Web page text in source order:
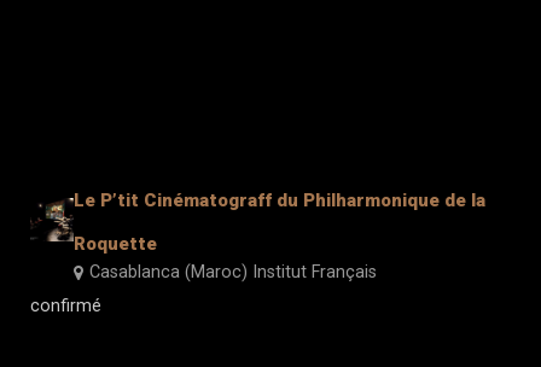
DVD
Contacts
Le P’tit Cinématograff du Philharmonique de la
Roquette
Casablanca (Maroc) Institut Français
confirmé